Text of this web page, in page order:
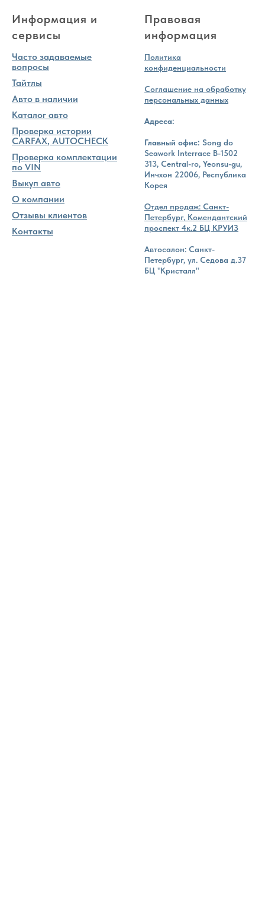
Информация и
сервисы
Часто задаваемые
вопросы
Тайтлы
Авто в наличии
Каталог авто
Проверка истории
CARFAX, AUTOCHECK
Проверка комплектации
по VIN
Выкуп авто
О компании
Отзывы клиентов
Контакты
Правовая
информация
Политика
конфиденциальности
Соглашение на обработку
персональных данных
Адреса:
Главный офис: Song do
Seawork Interrace B-1502
313, Central-ro, Yeonsu-gu,
Инчхон 22006, Республика
Корея
Отдел продаж: Санкт-
Петербург, Комендантский
проспект 4к.2 БЦ КРУИЗ
Автосалон: Санкт-
Петербург, ул. Седова д.37
БЦ "Кристалл"